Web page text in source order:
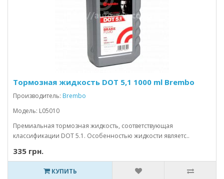
Тормозная жидкость DOT 5,1 1000 ml Brembo
Производитель: Brembo
Модель: L05010
Премиальная тормозная жидкость, соответствующая
классификации DOT 5.1. Особенностью жидкости являетс..
335 грн.
КУПИТЬ